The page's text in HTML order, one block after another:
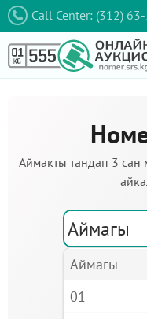
Call Center: (312)
Аймакты тандап 3 сан
Аймагы
Аймагы
01